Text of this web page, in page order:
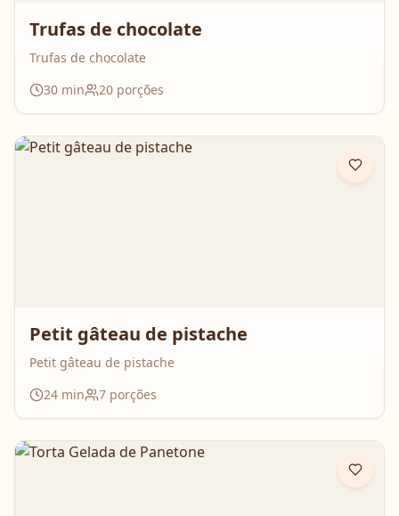
Trufas de chocolate
Trufas de chocolate
30 min 20 porções
Petit gâteau de pistache
Petit gâteau de pistache
24 min 7 porções